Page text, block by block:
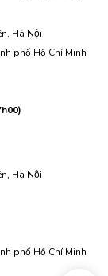
Hà Nội
phố Hồ Chí Minh
Hà Nội
phố Hồ Chí Minh